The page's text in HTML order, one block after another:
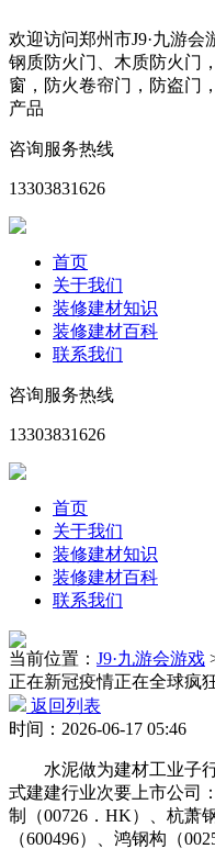
欢迎访问郑州市J9·九游
钢质防火门、木质防火门
窗，防火卷帘门，防盗门
产品
咨询服务热线
13303831626
首页
关于我们
装修建材知识
装修建材百科
联系我们
咨询服务热线
13303831626
首页
关于我们
装修建材知识
装修建材百科
联系我们
当前位置： J9·九游会游戏
正在新冠疫情正在全球疯
返回列表
时间：2026-06-17 05:46
水泥做为建材工业子行
式建建行业次要上市公司
制（00726．HK）、杭萧
（600496）、鸿钢构（